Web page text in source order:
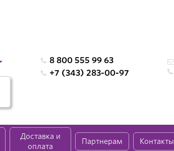
8 800 555 99 63
+7 (343) 283-00-97
Доставка и
оплата
Партнерам Контакты